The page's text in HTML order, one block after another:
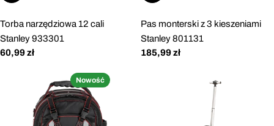
Torba narzędziowa 12 cali
Stanley 933301
Cena
60,99 zł
Pas monterski z 3 kieszeniami
Stanley 801131
Cena
185,99 zł
Nowość